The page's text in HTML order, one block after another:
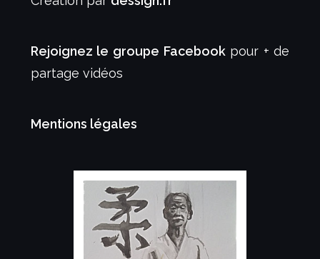
Rejoignez le groupe Facebook pour + de
partage vidéos
Mentions légales